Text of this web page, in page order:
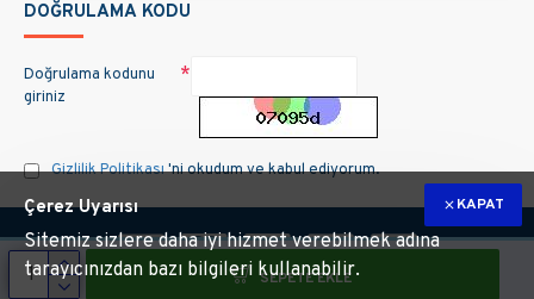
SEPETE EKLE
DOĞRULAMA KODU
Doğrulama kodunu
giriniz
Gizlilik Politikası'ni okudum ve kabul ediyorum.
hakları saklıdır. Site üzerinde kullanılan markalara ait tüm materyallerin telif
KAPAT
Çerez Uyarısı
Sitemiz sizlere daha iyi hizmet verebilmek adına
tarayıcınızdan bazı bilgileri kullanabilir.